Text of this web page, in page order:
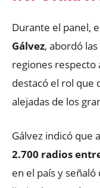
Durante el panel,
Gálvez, abordó
regiones respecto
destacó el rol que
alejadas de los
Gálvez indicó que
2.700 radios
en el país y